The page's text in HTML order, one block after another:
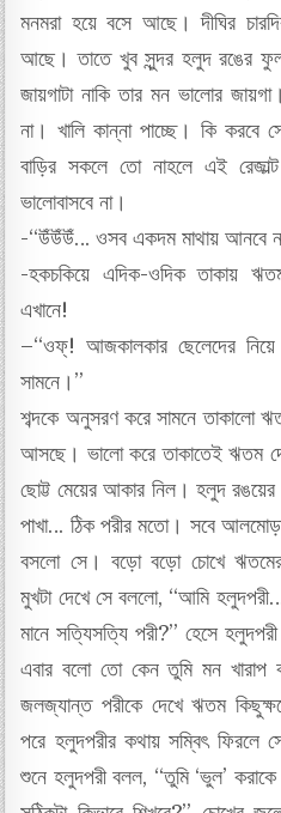
মনমরা হয়ে বসে আছে। দীঘির
আছে। তাতে খুব সুন্দর হলুদ রঙের
জায়গাটা নাকি তার মন ভালোর
না। খালি কান্না পাচ্ছে। কি
বাড়ির সকলে তো নাহলে এই
ভালোবাসবে না।
-“উঁউঁউঁ… ওসব একদম মাথায় আনবে
-হকচকিয়ে এদিক-ওদিক তাকায়
এখানে!
–“ওফ্! আজকালকার ছেলেদের
সামনে।”
শব্দকে অনুসরণ ক‍রে সামনে তাকালো
আসছে। ভালো করে তাকাতেই ঋতম
ছোট্ট মেয়ের আকার নিল। হলুদ রঙয়ের
পাখা… ঠিক পরীর মতো। সবে
বসলো সে। বড়ো বড়ো চোখে
মুখটা দেখে সে বললো, “আমি
মানে সত্যিসত্যি পরী?” হেসে
এবার বলো তো কেন তুমি মন খারাপ
জলজ্যান্ত পরীকে দেখে ঋতম
পরে হলুদপরীর কথায় সম্বিৎ ফিরলে
শুনে হলুদপরী বলল, “তুমি ‘ভুল’